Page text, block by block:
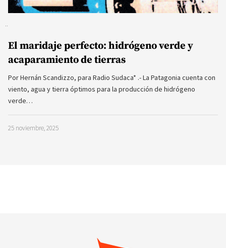
El maridaje perfecto: hidrógeno verde y
acaparamiento de tierras
Por Hernán Scandizzo, para Radio Sudaca* .- La Patagonia cuenta con
viento, agua y tierra óptimos para la producción de hidrógeno
verde…
25 noviembre, 2025